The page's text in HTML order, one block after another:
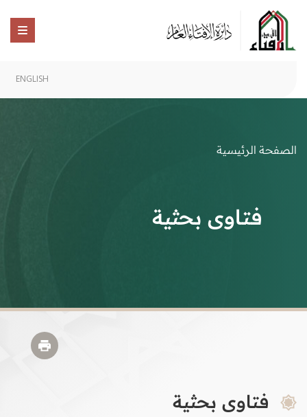
ENGLISH
الصفحة الرئيسية
فتاوى بحثية
فتاوى بحثية